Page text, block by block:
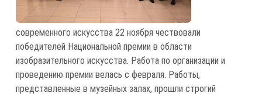
современного искусства 22 ноября чествовали
победителей Национальной премии в области
изобразительного искусства. Работа по организации и
проведению премии велась с февраля. Работы,
представленные в музейных залах, прошли строгий